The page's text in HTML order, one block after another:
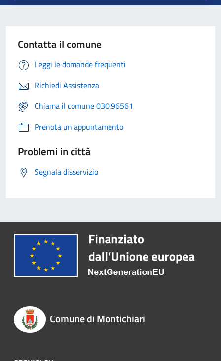
Contatta il comune
Leggi le domande frequenti
Richiedi Assistenza
Chiama il comune 030.96561
Prenota un appuntamento
Problemi in città
Segnala disservizio
Comune di Montichiari